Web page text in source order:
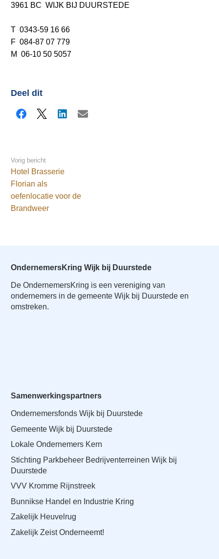
3961 BC WIJK BIJ DUURSTEDE
T 0343-59 16 66
F 084-87 07 779
M 06-10 50 5057
Deel dit
Facebook
X LinkedInE-mail
Vorig bericht
Hotel Brasserie
Florian als
oefenlocatie voor de
Brandweer
OndernemersKring Wijk bij Duurstede
De OndernemersKring is een vereniging van
ondernemers in de gemeente Wijk bij Duurstede en
omstreken.
Samenwerkingspartners
Ondernemersfonds Wijk bij Duurstede
Gemeente Wijk bij Duurstede
Lokale Ondernemers Kern
Stichting Parkbeheer Bedrijventerreinen Wijk bij
Duurstede
VVV Kromme Rijnstreek
Bunnikse Handel en Industrie Kring
Zakelijk Heuvelrug
Zakelijk Zeist Onderneemt!